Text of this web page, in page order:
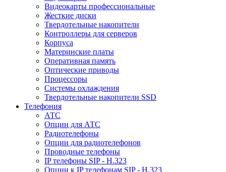
Видеокарты профессиональные
Жесткие диски
Твердотельные накопители
Контроллеры для серверов
Корпуса
Материнские платы
Оперативная память
Оптические приводы
Процессоры
Системы охлаждения
Твердотельные накопители SSD
Телефония
АТС
Опции для АТС
Радиотелефоны
Опции для радиотелефонов
Проводные телефоны
IP телефоны SIP - H.323
Опции к IP телефонам SIP - H.323